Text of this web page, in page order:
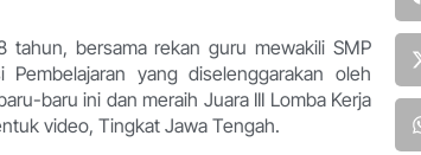
tahun, bersama rekan guru mewakili SMP
Pembelajaran yang diselenggarakan oleh
baru ini dan meraih Juara III Lomba Kerja
video, Tingkat Jawa Tengah.